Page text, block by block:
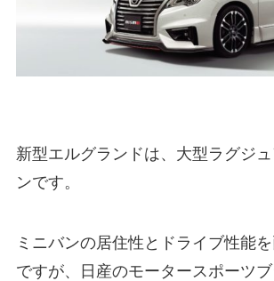
新型エルグランドは、大型ラグジ
ンです。
ミニバンの居住性とドライブ性能
ですが、日産のモータースポーツ